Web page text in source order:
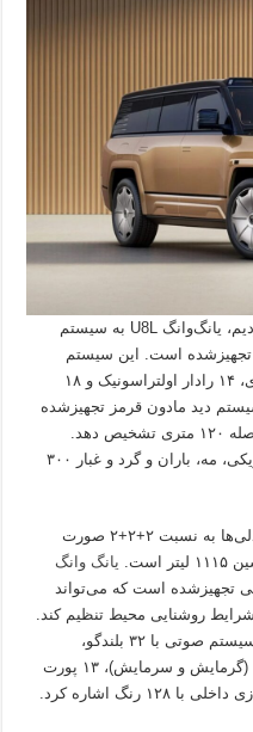
همان‌گونه که در ابتدای نوشته اشاره کردیم، یانگ‌وانگ U8L به سیستم
است. این سیستم
شامل سه لیدار، پنج رادار موج میلی‌متری، ۱۴ رادار اولتراسونیک و ۱۸
دید مادون قرمز تجهیزشده
است که می‌تواند اشیای متحرک را تا فاصله ۱۲۰ متری تشخیص دهد.
حداکثر فاصله تشخیص آن در شرایط تاریکی، مه، باران و گرد و غبار ۳۰۰
درون کابین یانگ‌وانگ U8L، چیدمان صندلی‌ها به نسبت ۲+۲+۲ صورت
یانگ وانگ
تجهیزشده است که می‌تواند
روشنایی محیط تنظیم کند.
ازجمله امکانات این ماشین می‌توان به سیستم صوتی با ۳۲ بلندگو،
سانروف و سقف پانوراما، یخچال دوکاره (گرمایش و سرمایش)، ۱۳ پورت